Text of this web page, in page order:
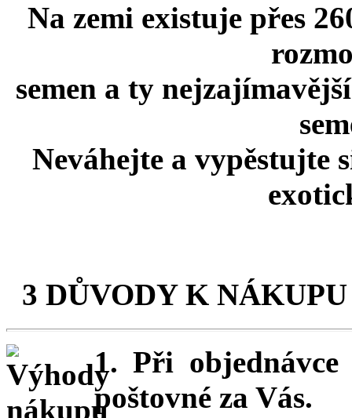
Na zemi existuje přes
semen a ty
Neváhejte a vypěstujte
3 DŮVODY K
1. Při
poštovné za Vás.